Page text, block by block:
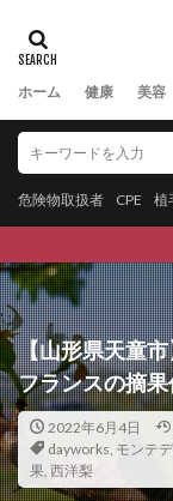
ホーム 健康 美容
危険物取扱者 CPE 植
本サイトは、
【山形県天童
フランスの摘
2022年6月4日
dayworks, モンテ
果, 西洋梨